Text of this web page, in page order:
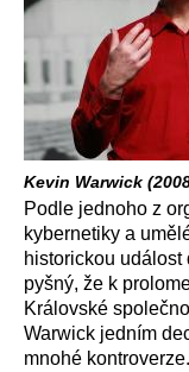
Kevin Warwick
Podle jednoho z
kybernetiky a
historickou
pyšný, že k
Královské
Warwick jedním
mnohé